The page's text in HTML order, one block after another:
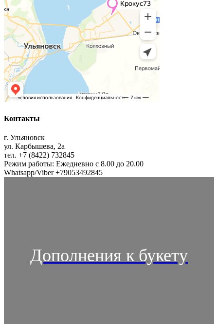
Контакты
г. Ульяновск
ул. Карбышева, 2а
тел. +7 (8422) 732845
Режим работы: Ежедневно с 8.00 до 20.00
Whatsapp/Viber +79053492845
Дополнения к букету